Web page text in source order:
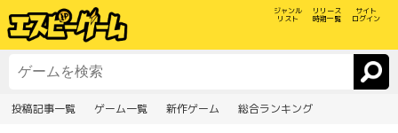
ジャンル
リスト
リリース
時期一覧
サイト
ログイン
投稿記事一覧 ゲーム一覧 新作ゲーム 総合ランキング